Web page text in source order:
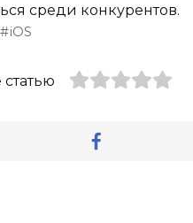
среди конкурентов.
iOS